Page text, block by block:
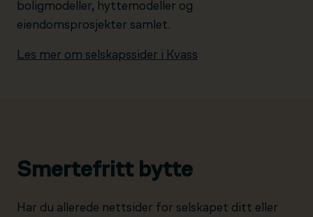
boligmodeller, hyttemodeller og
eiendomsprosjekter samlet.
Les mer om selskapssider i Kvass
Smertefritt bytte
Har du allerede nettsider for selskapet ditt eller